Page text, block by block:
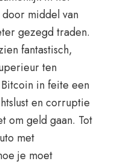
middel van
gezegd traden.
fantastisch,
ten
in feite een
en corruptie
om geld gaan. Tot
met
je moet